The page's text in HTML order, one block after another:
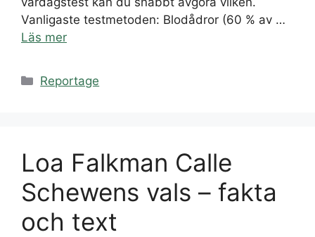
Vanligaste testmetoden: Blodådror (60 % av …
Läs mer
Kategorier
Reportage
Loa Falkman Calle
Schewens vals – fakta
och text